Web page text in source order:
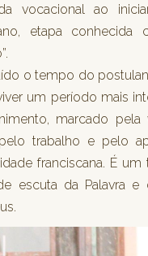
vocacional ao
etapa
o tempo do
um período mais
marcado pela
trabalho e pelo
franciscana. É
escuta da Palavra